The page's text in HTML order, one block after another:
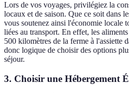
Lors de vos voyages, privilégiez la
locaux et de saison. Que ce soit dans
vous soutenez ainsi l'économie locale
liées au transport. En effet, les
500 kilomètres de la ferme à l'assiette
donc logique de choisir des options
séjour.
3. Choisir une Hébergement